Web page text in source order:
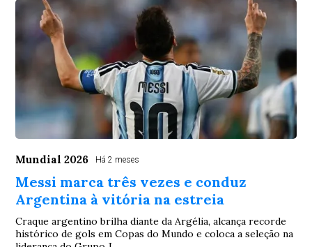
Mundial 2026 Há 2 meses
Messi marca três vezes e conduz
Argentina à vitória na estreia
Craque argentino brilha diante da Argélia, alcança recorde
histórico de gols em Copas do Mundo e coloca a seleção na